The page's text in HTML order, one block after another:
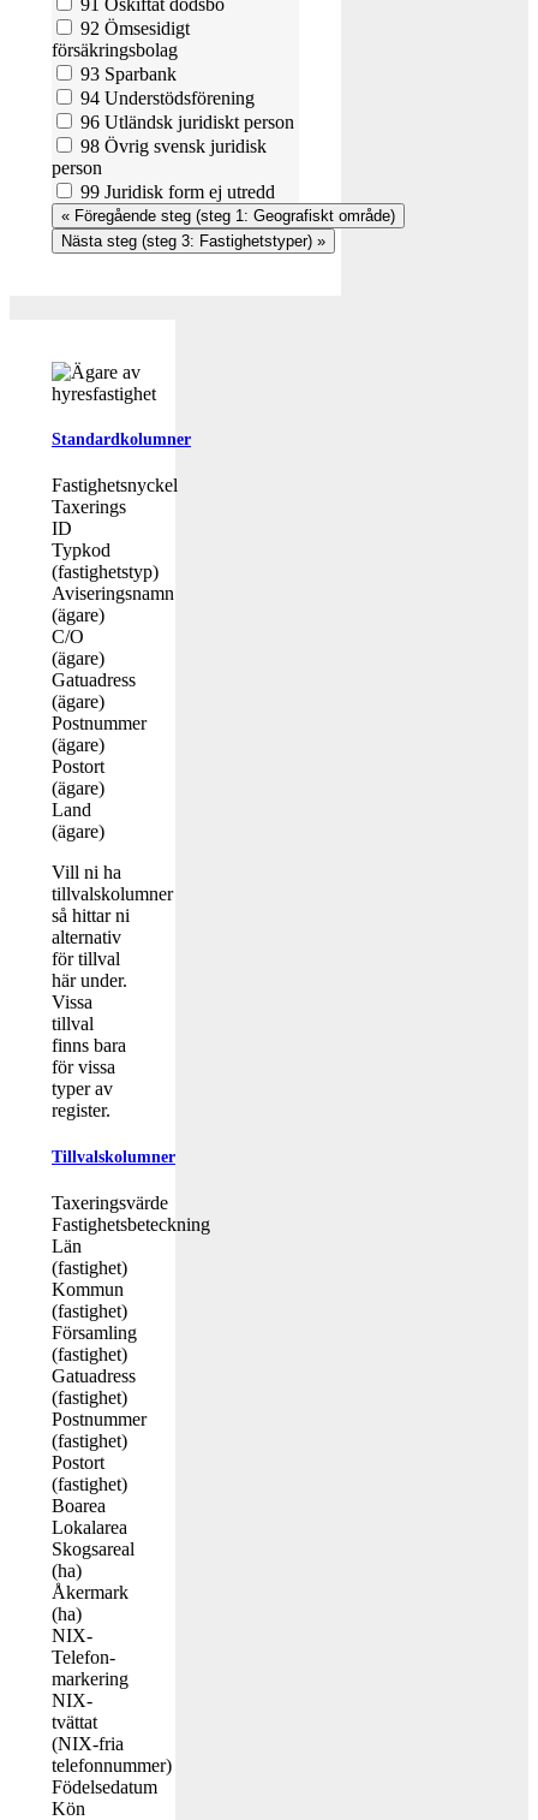
92 Ömsesidigt
försäkringsbolag
93 Sparbank
94 Understödsförening
96 Utländsk juridiskt person
98 Övrig svensk juridisk
person
99 Juridisk form ej utredd
Standardkolumner
Fastighetsnyckel
Taxerings
ID
Typkod
(fastighetstyp)
Aviseringsnamn
(ägare)
C/O
(ägare)
Gatuadress
(ägare)
Postnummer
(ägare)
Postort
(ägare)
Land
(ägare)
Vill ni ha
tillvalskolumner
så hittar ni
alternativ
för tillval
här under.
Vissa
tillval
finns bara
för vissa
typer av
register.
Tillvalskolumner
Taxeringsvärde
Fastighetsbeteckning
Län
(fastighet)
Kommun
(fastighet)
Församling
(fastighet)
Gatuadress
(fastighet)
Postnummer
(fastighet)
Postort
(fastighet)
Boarea
Lokalarea
Skogsareal
(ha)
Åkermark
(ha)
NIX-
Telefon-
markering
NIX-
tvättat
(NIX-fria
telefonnummer)
Födelsedatum
Kön